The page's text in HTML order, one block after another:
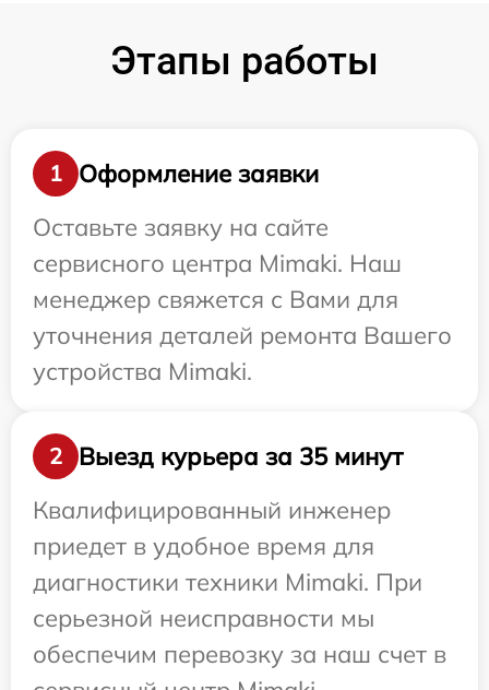
Этапы работы
1
Оформление заявки
Оставьте заявку на сайте
сервисного центра Mimaki. Наш
менеджер свяжется с Вами для
уточнения деталей ремонта Вашего
устройства Mimaki.
2
Выезд курьера за 35 минут
Квалифицированный инженер
приедет в удобное время для
диагностики техники Mimaki. При
серьезной неисправности мы
обеспечим перевозку за наш счет в